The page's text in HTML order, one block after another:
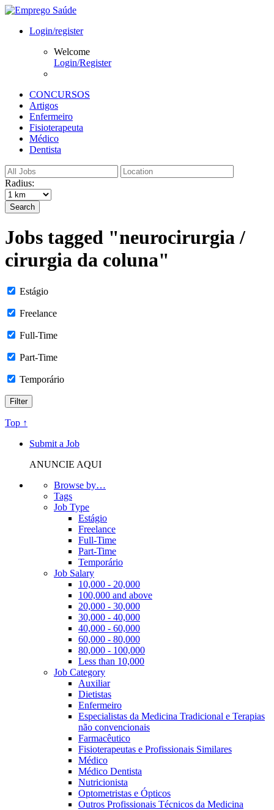
Login/register
Welcome
Login/Register
CONCURSOS
Artigos
Enfermeiro
Fisioterapeuta
Médico
Dentista
Radius:
Search
Jobs tagged "neurocirurgia /
cirurgia da coluna"
Estágio
Freelance
Full-Time
Part-Time
Temporário
Top ↑
Submit a Job
ANUNCIE AQUI
Browse by…
Tags
Job Type
Estágio
Freelance
Full-Time
Part-Time
Temporário
Job Salary
10,000 - 20,000
100,000 and above
20,000 - 30,000
30,000 - 40,000
40,000 - 60,000
60,000 - 80,000
80,000 - 100,000
Less than 10,000
Job Category
Auxiliar
Dietistas
Enfermeiro
Especialistas da Medicina Tradicional e Terapias
não convencionais
Farmacêutico
Fisioterapeutas e Profissionais Similares
Médico
Médico Dentista
Nutricionista
Optometristas e Ópticos
Outros Profissionais Técnicos da Medicina